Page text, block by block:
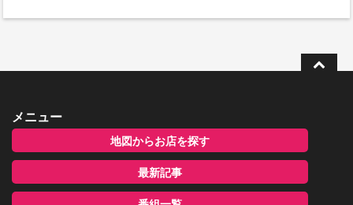
メニュー
地図からお店を探す
最新記事